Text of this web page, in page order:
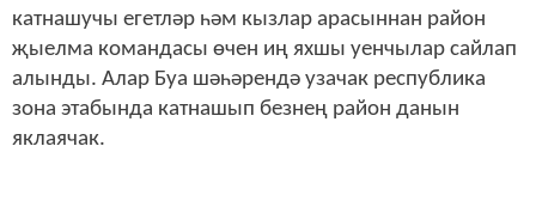
катнашучы егетләр һәм кызлар арасыннан район
җыелма командасы өчен иң яхшы уенчылар сайлап
алынды. Алар Буа шәһәрендә узачак республика
зона этабында катнашып безнең район данын
яклаячак.